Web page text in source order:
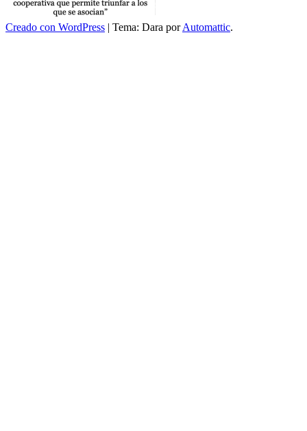
Creado con WordPress | Tema: Dara porAutomattic.